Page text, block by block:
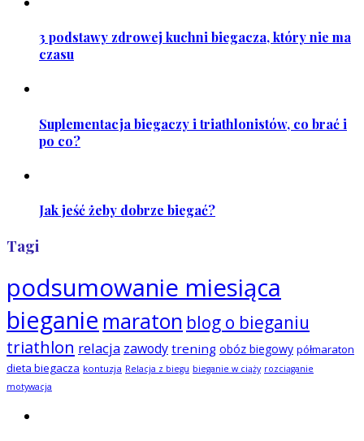
3 podstawy zdrowej kuchni biegacza, który nie ma
czasu
Suplementacja biegaczy i triathlonistów, co brać i
po co?
Jak jeść żeby dobrze biegać?
Tagi
podsumowanie miesiąca
bieganie maraton blog o bieganiu
triathlon relacja zawody trening obóz biegowy półmaraton
dieta biegacza kontuzja Relacja z biegu bieganie w ciąży rozciąganie
motywacja